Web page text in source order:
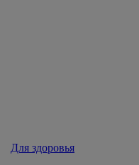
Для здоровья